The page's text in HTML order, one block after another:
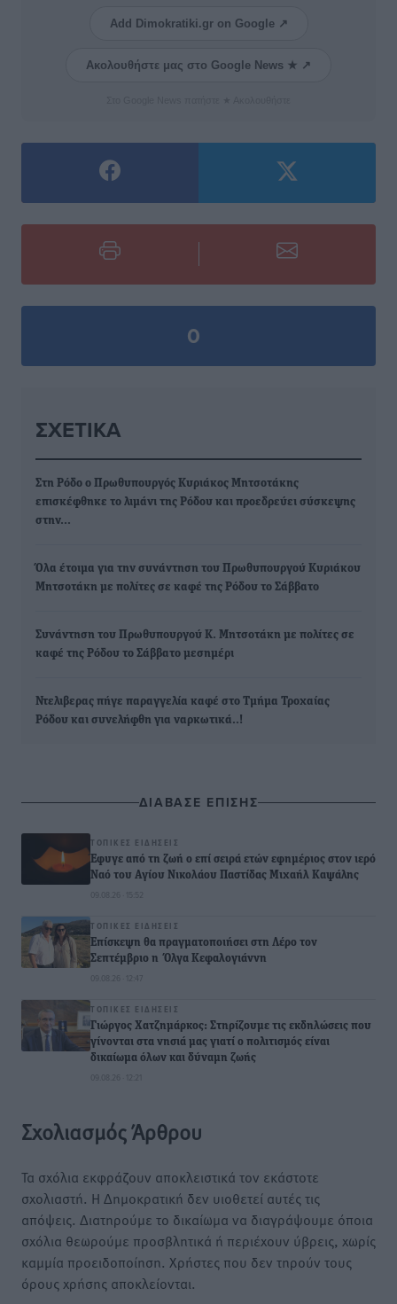
Add Dimokratiki.gr on Google ↗
Ακολουθήστε μας στο Google News ★ ↗
0
ΣΧΕΤΙΚΆ
Στη Ρόδο ο Πρωθυπουργός Κυριάκος Μητσοτάκης
επισκέφθηκε το λιμάνι της Ρόδου και προεδρεύει σύσκεψης
στην…
Όλα έτοιμα για την συνάντηση του Πρωθυπουργού Κυριάκου
Μητσοτάκη με πολίτες σε καφέ της Ρόδου το Σάββατο
Συνάντηση του Πρωθυπουργού Κ. Μητσοτάκη με πολίτες σε
καφέ της Ρόδου το Σάββατο μεσημέρι
Ντελιβερας πήγε παραγγελία καφέ στο Τμήμα Τροχαίας
Ρόδου και συνελήφθη για ναρκωτικά..!
ΔΙΑΒΑΣΕ ΕΠΙΣΗΣ
ΤΟΠΙΚΈΣ ΕΙΔΉΣΕΙΣ
Έφυγε από τη ζωή ο επί σειρά ετών εφημέριος στον ιερό
Ναό του Αγίου Νικολάου Παστίδας Μιχαήλ Καψάλης
ΤΟΠΙΚΈΣ ΕΙΔΉΣΕΙΣ
Επίσκεψη θα πραγματοποιήσει στη Λέρο τον
Σεπτέμβριο η Όλγα Κεφαλογιάννη
09.08.26 · 12:47
ΤΟΠΙΚΈΣ ΕΙΔΉΣΕΙΣ
Γιώργος Χατζημάρκος: Στηρίζουμε τις εκδηλώσεις που
γίνονται στα νησιά μας γιατί ο πολιτισμός είναι
δικαίωμα όλων και δύναμη ζωής
Σχολιασμός Άρθρου
Τα σχόλια εκφράζουν αποκλειστικά τον εκάστοτε
σχολιαστή. Η Δημοκρατική δεν υιοθετεί αυτές τις
απόψεις. Διατηρούμε το δικαίωμα να διαγράψουμε όποια
σχόλια θεωρούμε προσβλητικά ή περιέχουν ύβρεις, χωρίς
καμμία προειδοποίηση. Χρήστες που δεν τηρούν τους
όρους χρήσης αποκλείονται.